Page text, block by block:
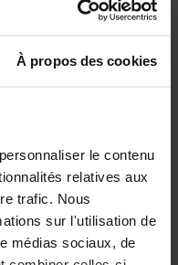
À propos des cookies
le contenu
relatives aux
trafic. Nous
sur l'utilisation de
médias sociaux, de